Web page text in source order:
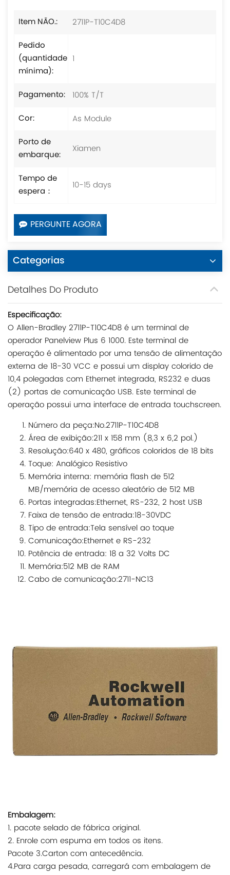
Item NÃO.:
2711P-T10C4D8
Pedido
(quantidade
mínima):
1
Pagamento: 100% T/T
Cor:
As Module
Porto de
embarque:
Xiamen
Tempo de
espera：
10-15 days
PERGUNTE AGORA
Categorias
Detalhes Do Produto
Especificação:
O Allen-Bradley 2711P-T10C4D8 é um terminal de
operador Panelview Plus 6 1000. Este terminal de
operação é alimentado por uma tensão de alimentação
externa de 18-30 VCC e possui um display colorido de
10,4 polegadas com Ethernet integrada, RS232 e duas
(2) portas de comunicação USB. Este terminal de
operação possui uma interface de entrada touchscreen.
Número da peça:No.2711P-T10C4D8
Área de exibição:211 x 158 mm (8,3 x 6,2 pol.)
Resolução:640 x 480, gráficos coloridos de 18 bits
Toque: Analógico Resistivo
Memória interna: memória flash de 512
MB/memória de acesso aleatório de 512 MB
Portas integradas:Ethernet, RS-232, 2 host USB
Faixa de tensão de entrada:18-30VDC
Tipo de entrada:Tela sensível ao toque
Comunicação:Ethernet e RS-232
Potência de entrada: 18 a 32 Volts DC
Memória:512 MB de RAM
Cabo de comunicação:2711-NC13
Embalagem:
1. pacote selado de fábrica original.
2. Enrole com espuma em todos os itens.
Pacote 3.Carton com antecedência.
4.Para carga pesada, carregará com embalagem de